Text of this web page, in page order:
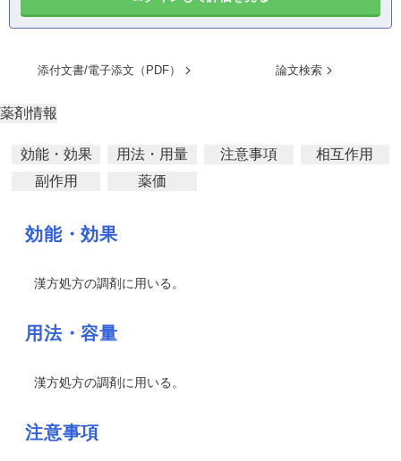
添付文書/電子添文（PDF） 論文検索
薬剤情報
効能・効果 用法・用量 注意事項
相互作用
副作用
薬価
効能・効果
漢方処方の調剤に用いる。
用法・容量
漢方処方の調剤に用いる。
注意事項